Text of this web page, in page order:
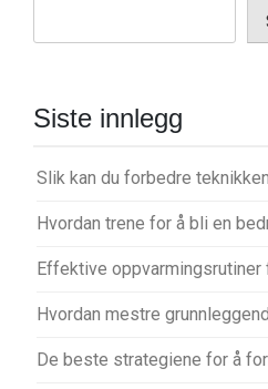
s
a
g
s
o
Siste innlegg
Slik kan du forbedre
Hvordan trene for å bli en
Effektive
Hvordan mestre
De beste strategiene for å